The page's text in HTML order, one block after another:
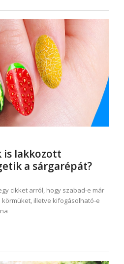
is lakkozott
a sárgarépát?
cikket arról, hogy szabad-e már
illetve kifogásolható-e